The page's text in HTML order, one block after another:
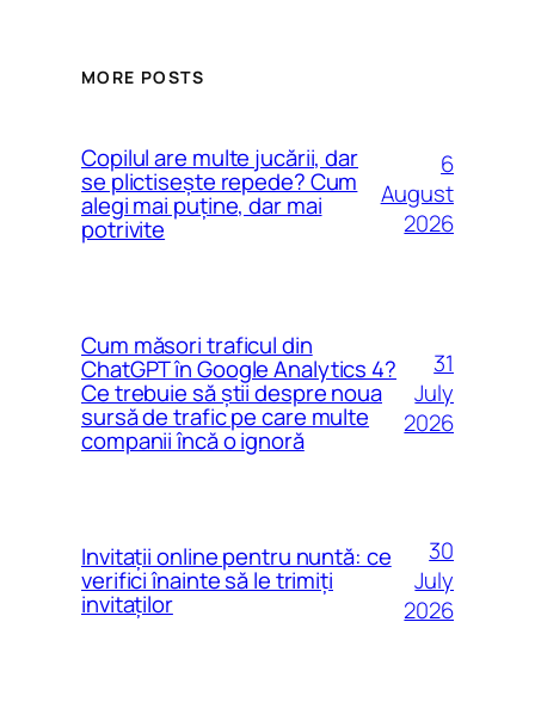
MORE POSTS
Copilul are multe jucării, dar
se plictisește repede? Cum
alegi mai puține, dar mai
potrivite
6
August
2026
Cum măsori traficul din
ChatGPT în Google Analytics 4?
Ce trebuie să știi despre noua
sursă de trafic pe care multe
companii încă o ignoră
31
July
2026
Invitații online pentru nuntă: ce
verifici înainte să le trimiți
invitaților
30
July
2026